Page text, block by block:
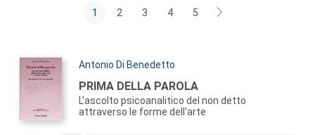
1 2 3 4 5
Autori:
Antonio Di Benedetto
Titolo:
PRIMA DELLA PAROLA
L'ascolto psicoanalitico del non detto
attraverso le forme dell'arte